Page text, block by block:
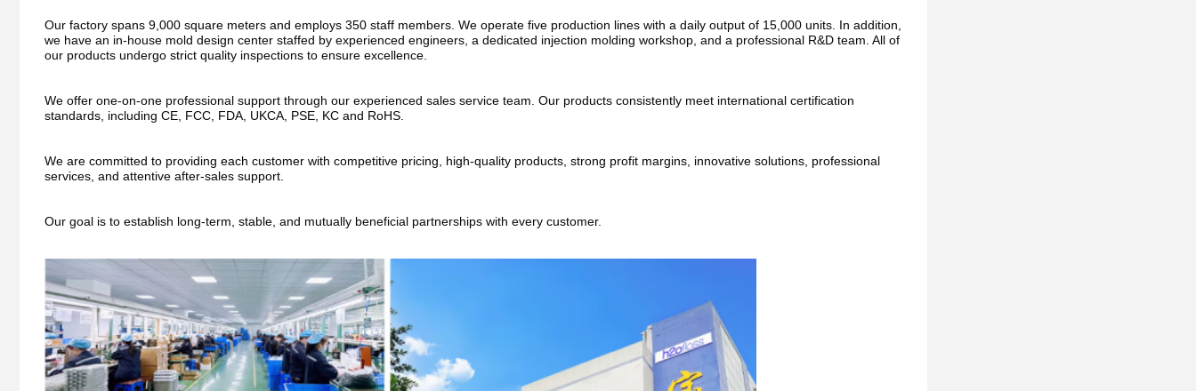
Cleaner
Water Floss
Teeth
Cleaner
Our factory spans 9,000 square meters and employs 350 staff members. We operate five production lines with a daily output of 15,000 units. In addition,
we have an in-house mold design center staffed by experienced engineers, a dedicated injection molding workshop, and a professional R&D team. All of
our products undergo strict quality inspections to ensure excellence.
We offer one-on-one professional support through our experienced sales service team. Our products consistently meet international certification
standards, including CE, FCC, FDA, UKCA, PSE, KC and RoHS.
We are committed to providing each customer with competitive pricing, high-quality products, strong profit margins, innovative solutions, professional
services, and attentive after-sales support.
Our goal is to establish long-term, stable, and mutually beneficial partnerships with every customer.